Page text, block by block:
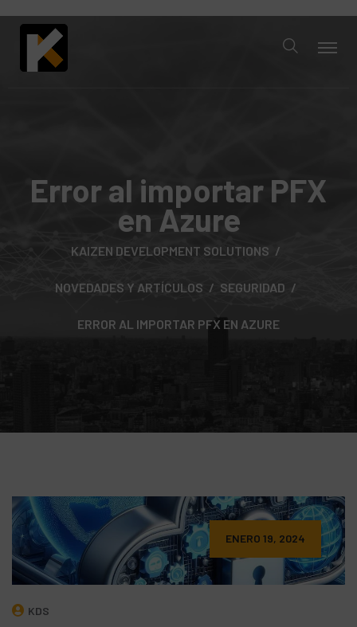
Error al importar PFX
en Azure
KAIZEN DEVELOPMENT SOLUTIONS
NOVEDADES Y ARTÍCULOS SEGURIDAD
ERROR AL IMPORTAR PFX EN AZURE
ENERO 19, 2024
KDS